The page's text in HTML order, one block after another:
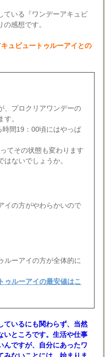
ている『ワンデーアキュビ
感想です。
ュビュートゥルーアイとの
、プロクリアワンデーの
。
間19：00頃にはやっぱ
てその状態も変わります
ないでしょうか。
イの方がやわらかいので
ルーアイの方が全体的に
ゥルーアイの最安値はこ
ているにも関わらず、当然
いところです。生活や仕事
んですが、自分にあったワ